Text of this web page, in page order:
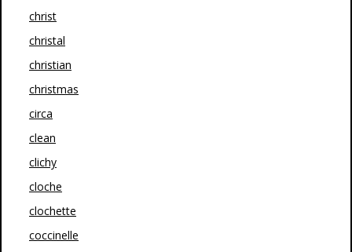
christ
christal
christian
christmas
circa
clean
clichy
cloche
clochette
coccinelle